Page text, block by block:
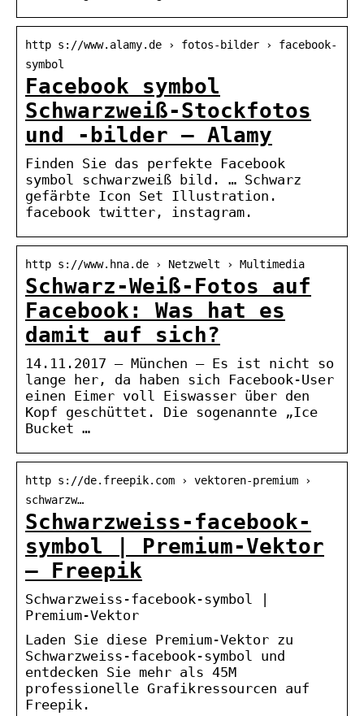
http s://www.alamy.de › fotos-bilder › facebook-
symbol
Facebook symbol
Schwarzweiß-Stockfotos
und -bilder – Alamy
Finden Sie das perfekte Facebook
symbol schwarzweiß bild. … Schwarz
gefärbte Icon Set Illustration.
facebook twitter, instagram.
http s://www.hna.de › Netzwelt › Multimedia
Schwarz-Weiß-Fotos auf
Facebook: Was hat es
damit auf sich?
14.11.2017 — München – Es ist nicht so
lange her, da haben sich Facebook-User
einen Eimer voll Eiswasser über den
Kopf geschüttet. Die sogenannte „Ice
Bucket …
http s://de.freepik.com › vektoren-premium ›
schwarzw…
Schwarzweiss-facebook-
symbol | Premium-Vektor
– Freepik
Schwarzweiss-facebook-symbol |
Premium-Vektor
Laden Sie diese Premium-Vektor zu
Schwarzweiss-facebook-symbol und
entdecken Sie mehr als 45M
professionelle Grafikressourcen auf
Freepik.